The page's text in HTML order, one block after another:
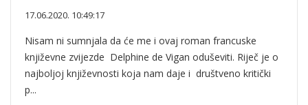
17.06.2020. 10:49:17
Nisam ni sumnjala da će me i ovaj roman francuske
književne zvijezde Delphine de Vigan oduševiti. Riječ je o
najboljoj književnosti koja nam daje i društveno kritički
p...